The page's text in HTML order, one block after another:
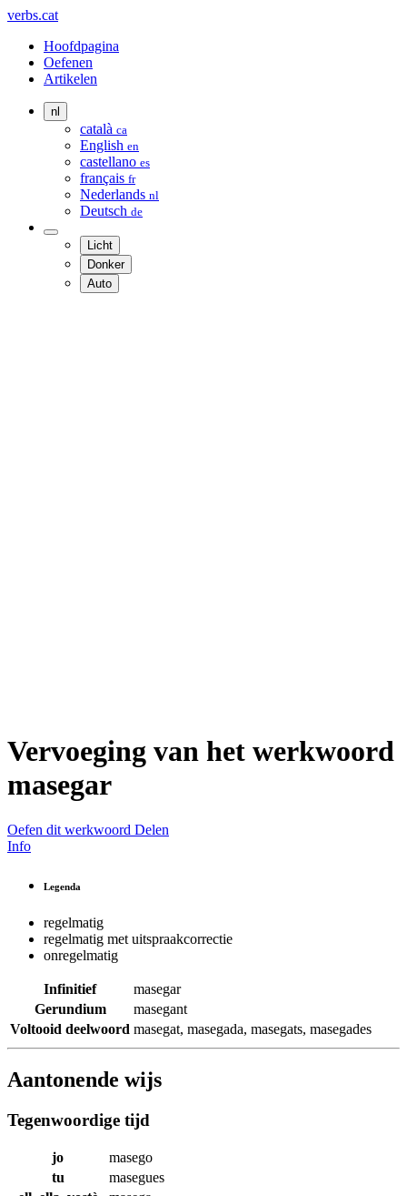
verbs.cat
Hoofdpagina
Oefenen
Artikelen
nl
català ca
English en
castellano es
français fr
Nederlands nl
Deutsch de
Licht
Donker
Auto
Vervoeging van het werkwoord
masegar
Oefen dit werkwoord Delen
Info
Legenda
regelmatig
regelmatig met uitspraakcorrectie
onregelmatig
Infinitief
masegar
Gerundium
masegant
Voltooid deelwoord masegat, masegada, masegats, masegades
Aantonende wijs
Tegenwoordige tijd
jo
masego
tu
masegues